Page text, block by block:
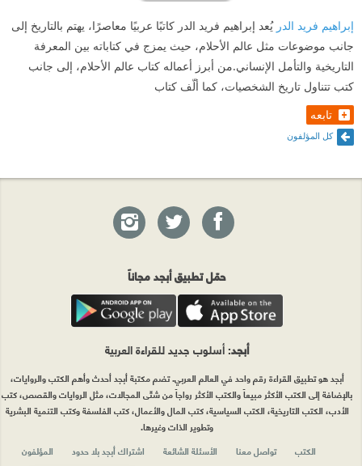
إبراهيم فريد الدر يُعد إبراهيم فريد الدر كاتبًا عربيًا معاصرًا، يهتم بالتاريخ إلى
جانب موضوعات مثل عالم الأحلام، حيث يمزج في كتاباته بين المعرفة
التاريخية والتأمل الإنساني.من أبرز أعماله كتاب عالم الأحلام، إلى جانب
كتب تتناول تاريخ الشخصيات، كما ألّف كتاب
تابعه
كل المؤلفون
حمّل تطبيق أبجد مجاناً
أبجد: أسلوب جديد للقراءة العربية
أبجد هو تطبيق القراءة رقم واحد في العالم العربي. تضم مكتبة أبجد أحدث وأهم الكتب والروايات،
بالإضافة إلى الكتب الأكثر مبيعاً والكتب الأكثر رواجاً من شتّى المجالات، مثل الروايات والقصص، كتب
الأدب، الكتب التاريخية، الكتب السياسية، كتب المال والأعمال، كتب الفلسفة وكتب التنمية البشرية
وتطوير الذات وغيرها.
الكتب
تواصل معنا الأسئلة الشائعة اشتراك أبجد بلا حدود المؤلفون